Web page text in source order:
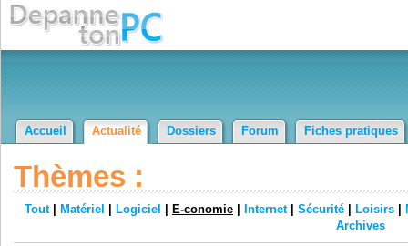
Accueil Actualité Dossiers Forum Fiches pratiques
Thèmes :
Tout| Matériel Logiciel E-conomie Internet| Sécurité Loisirs
Archives